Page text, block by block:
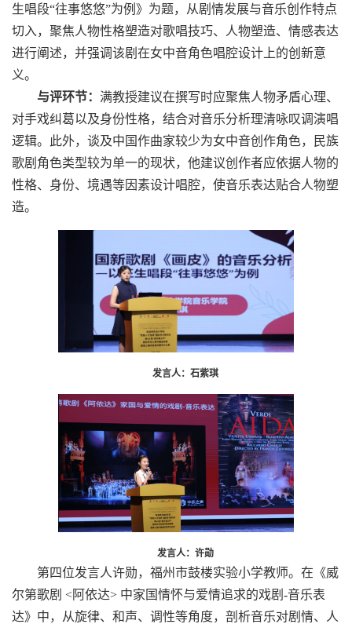
生唱段“往事悠悠”为例》为题，从剧情发展与音乐创作特点
切入，聚焦人物性格塑造对歌唱技巧、人物塑造、情感表达
进行阐述，并强调该剧在女中音角色唱腔设计上的创新意
义。
与评环节： 满教授建议在撰写时应聚焦人物矛盾心理、
对手戏纠葛以及身份性格，结合对音乐分析理清咏叹调演唱
逻辑。此外，谈及中国作曲家较少为女中音创作角色，民族
歌剧角色类型较为单一的现状，他建议创作者应依据人物的
性格、身份、境遇等因素设计唱腔，使音乐表达贴合人物塑
造。
发言人：石紫琪
发言人：许勋
第四位发言人许勋，福州市鼓楼实验小学教师。在《威
尔第歌剧 <阿依达> 中家国情怀与爱情追求的戏剧 -音乐表
达》中，从旋律、和声、调性等角度，剖析音乐对剧情、人